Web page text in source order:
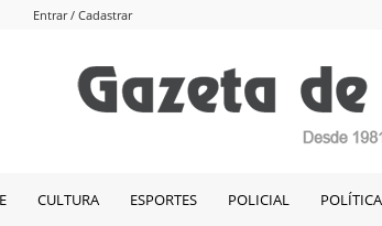
Entrar / Cadastrar
CULTURA ESPORTES POLICIAL POLÍTICA